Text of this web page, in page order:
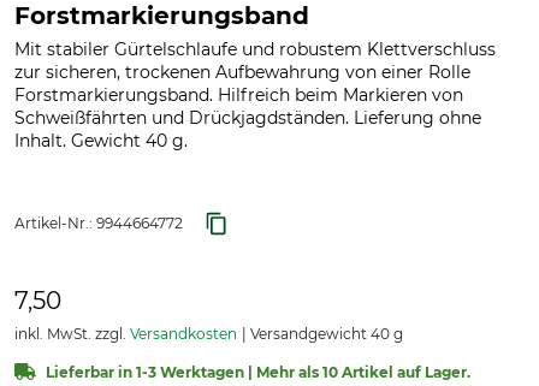
Forstmarkierungsband
Mit stabiler Gürtelschlaufe und robustem Klettverschluss
zur sicheren, trockenen Aufbewahrung von einer Rolle
Forstmarkierungsband. Hilfreich beim Markieren von
Schweißfährten und Drückjagdständen. Lieferung ohne
Inhalt. Gewicht 40 g.
Artikel-Nr.: 9944664772
7,50
inkl. MwSt. zzgl. Versandkosten Versandgewicht 40 g
Lieferbar in 1-3 Werktagen | Mehr als 10 Artikel auf Lager.